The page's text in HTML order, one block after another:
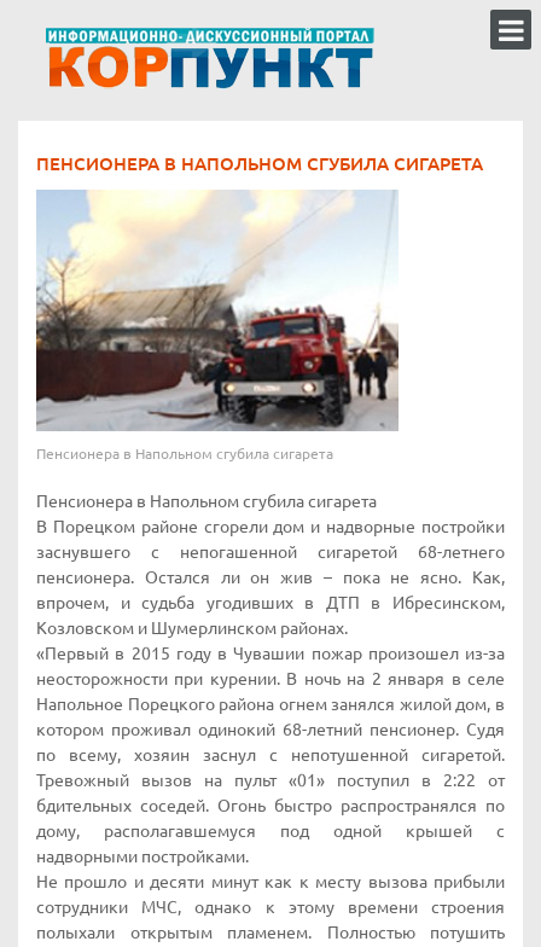
ПЕНСИОНЕРА В НАПОЛЬНОМ СГУБИЛА СИГАРЕТА
Пенсионера в Напольном сгубила сигарета
Пенсионера в Напольном сгубила сигарета
В Порецком районе сгорели дом и надворные постройки
заснувшего с непогашенной сигаретой 68-летнего
пенсионера. Остался ли он жив – пока не ясно. Как,
впрочем, и судьба угодивших в ДТП в Ибресинском,
Козловском и Шумерлинском районах.
«Первый в 2015 году в Чувашии пожар произошел из-за
неосторожности при курении. В ночь на 2 января в селе
Напольное Порецкого района огнем занялся жилой дом, в
котором проживал одинокий 68-летний пенсионер. Судя
по всему, хозяин заснул с непотушенной сигаретой.
Тревожный вызов на пульт «01» поступил в 2:22 от
бдительных соседей. Огонь быстро распространялся по
дому, располагавшемуся под одной крышей с
надворными постройками.
Не прошло и десяти минут как к месту вызова прибыли
сотрудники МЧС, однако к этому времени строения
полыхали открытым пламенем. Полностью потушить